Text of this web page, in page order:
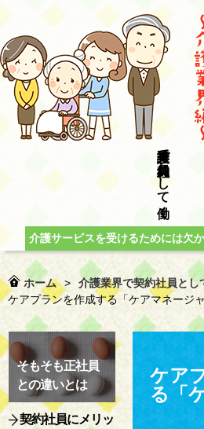
介護業界で契約社員として働く
介護サービスを受けるためには欠
ホーム > 介護業界で契約社員とし
ケアプランを作成する「ケアマネージ
ケア
る「
そもそも正社員
との違いとは
契約社員にメリッ